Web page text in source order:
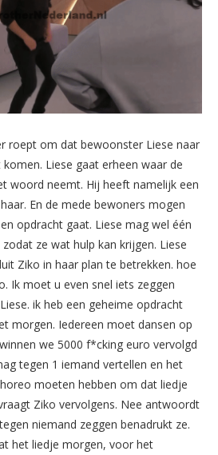
roept om dat bewoonster Liese naar
Liese gaat erheen waar de
woord neemt. Hij heeft namelijk een
En de mede bewoners mogen
opdracht gaat. Liese mag wel één
ze wat hulp kan krijgen. Liese
Ziko in haar plan te betrekken. hoe
Ik moet u even snel iets zeggen
ik heb een geheime opdracht
morgen. Iedereen moet dansen op
we 5000 f*cking euro vervolgd
tegen 1 iemand vertellen en het
moeten hebben om dat liedje
Ziko vervolgens. Nee antwoordt
niemand zeggen benadrukt ze.
het liedje morgen, voor het